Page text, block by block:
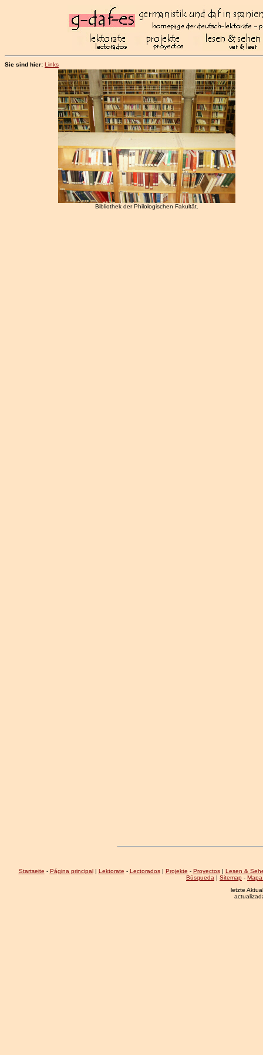
Sie sind hier: Links
Bibliothek der Philologischen Fakultät.
Startseite - Página principal| Lektorate - Lectorados| Projekte - Proyectos| Lesen &
Búsqueda | Sitemap -
letzte